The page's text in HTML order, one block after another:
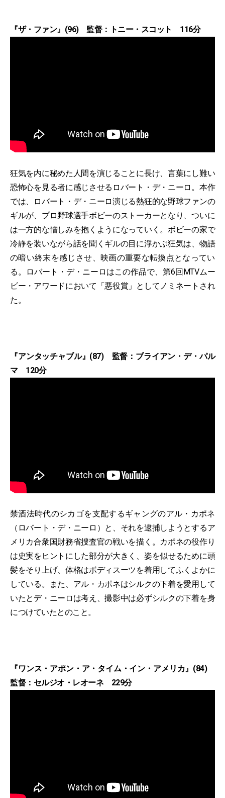
『ザ・ファン』(96) 監督：トニー・スコット 116分
狂気を内に秘めた人間を演じることに長け、言葉にし難い
恐怖心を見る者に感じさせるロバート・デ・ニーロ。本作
では、ロバート・デ・ニーロ演じる熱狂的な野球ファンの
ギルが、プロ野球選手ボビーのストーカーとなり、ついに
は一方的な憎しみを抱くようになっていく。ボビーの家で
冷静を装いながら話を聞くギルの目に浮かぶ狂気は、物語
の暗い終末を感じさせ、映画の重要な転換点となってい
る。ロバート・デ・ニーロはこの作品で、第6回MTVムー
ビー・アワードにおいて「悪役賞」としてノミネートされ
た。
『アンタッチャブル』(87) 監督：ブライアン・デ・パル
マ 120分
禁酒法時代のシカゴを支配するギャングのアル・カポネ
（ロバート・デ・ニーロ）と、それを逮捕しようとするア
メリカ合衆国財務省捜査官の戦いを描く。カポネの役作り
は史実をヒントにした部分が大きく、姿を似せるために頭
髪をそり上げ、体格はボディスーツを着用してふくよかに
している。また、アル・カポネはシルクの下着を愛用して
いたとデ・ニーロは考え、撮影中は必ずシルクの下着を身
につけていたとのこと。
『ワンス・アポン・ア・タイム・イン・アメリカ』(84)
監督：セルジオ・レオーネ 229分